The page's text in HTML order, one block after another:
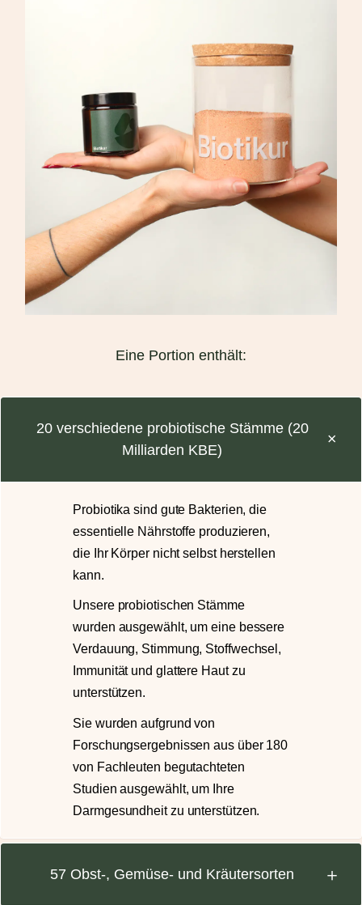
Eine Portion enthält:
20 verschiedene probiotische Stämme (20
Milliarden KBE)
Probiotika sind gute Bakterien, die
essentielle Nährstoffe produzieren,
die Ihr Körper nicht selbst herstellen
kann.
Unsere probiotischen Stämme
wurden ausgewählt, um eine bessere
Verdauung, Stimmung, Stoffwechsel,
Immunität und glattere Haut zu
unterstützen.
Sie wurden aufgrund von
Forschungsergebnissen aus über 180
von Fachleuten begutachteten
Studien ausgewählt, um Ihre
Darmgesundheit zu unterstützen.
57 Obst-, Gemüse- und Kräutersorten